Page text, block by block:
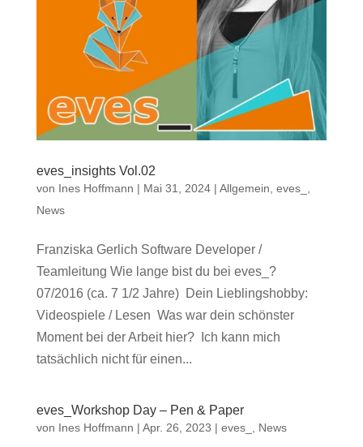
eves_insights Vol.02
von Ines Hoffmann | Mai 31, 2024| Allgemein eves_
News
Franziska Gerlich Software Developer /
Teamleitung Wie lange bist du bei eves_?
07/2016 (ca. 7 1/2 Jahre) Dein Lieblingshobby:
Videospiele / Lesen Was war dein schönster
Moment bei der Arbeit hier? Ich kann mich
tatsächlich nicht für einen...
eves_Workshop Day – Pen & Paper
von Ines Hoffmann | Apr. 26, 2023 | eves_ News